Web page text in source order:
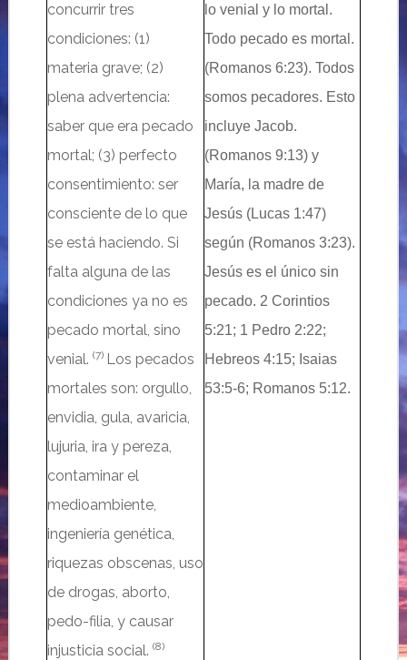
concurrir tres
condiciones: (1)
materia grave; (2)
plena advertencia:
saber que era pecado
mortal; (3) perfecto
consentimiento: ser
consciente de lo que
se está haciendo. Si
falta alguna de las
condiciones ya no es
pecado mortal, sino
venial. (7) Los pecados
mortales son: orgullo,
envidia, gula, avaricia,
lujuria, ira y pereza,
contaminar el
medioambiente,
ingeniería genética,
riquezas obscenas, uso
de drogas, aborto,
pedo-filia, y causar
injusticia social. (8)
lo venial y lo mortal.
Todo pecado es mortal.
(Romanos 6:23). Todos
somos pecadores. Esto
incluye Jacob.
(Romanos 9:13) y
María, la madre de
Jesús (Lucas 1:47)
según (Romanos 3:23).
Jesús es el único sin
pecado. 2 Corintios
5:21; 1 Pedro 2:22;
Hebreos 4:15; Isaias
53:5-6; Romanos 5:12.